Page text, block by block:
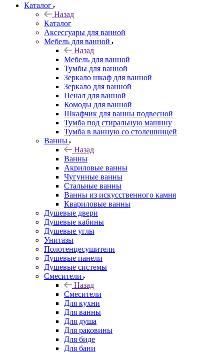
Каталог
Назад
Каталог
Аксессуары для ванной
Мебель для ванной
Назад
Мебель для ванной
Тумбы для ванной
Зеркало шкаф для ванной
Зеркало для ванной
Пенал для ванной
Комоды для ванной
Шкафчик для ванны подвесной
Тумба под стиральную машину
Тумба в ванную со столешницей
Ванны
Назад
Ванны
Акриловые ванны
Чугунные ванны
Стальные ванны
Ванны из искусственного камня
Квариловые ванны
Душевые двери
Душевые кабины
Душевые углы
Унитазы
Полотенцесушители
Душевые панели
Душевые системы
Смесители
Назад
Смесители
Для кухни
Для ванны
Для душа
Для раковины
Для биде
Для бани